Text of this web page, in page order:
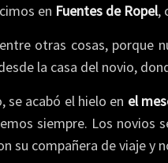
en Fuentes de Ropel,
otras cosas,
la casa del novio,
acabó el hielo en el
siempre. Los novios
su compañera de viaje y